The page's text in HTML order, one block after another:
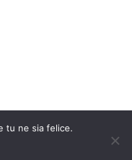
tu ne sia felice.